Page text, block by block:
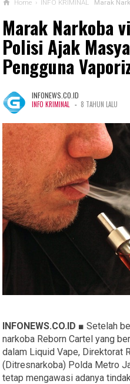
Home › INFO KRIMINAL Marak Narkoba
Marak Narkoba
Polisi Ajak
Pengguna
INFONEWS.CO.ID
INFO KRIMINAL - 8 TAHUN LALU
INFONEWS.CO.ID ■Setelah
narkoba Reborn Cartel yang
dalam Liquid Vape, Direktorat
(Ditresnarkoba) Polda Metro
tetap mengawasi adanya